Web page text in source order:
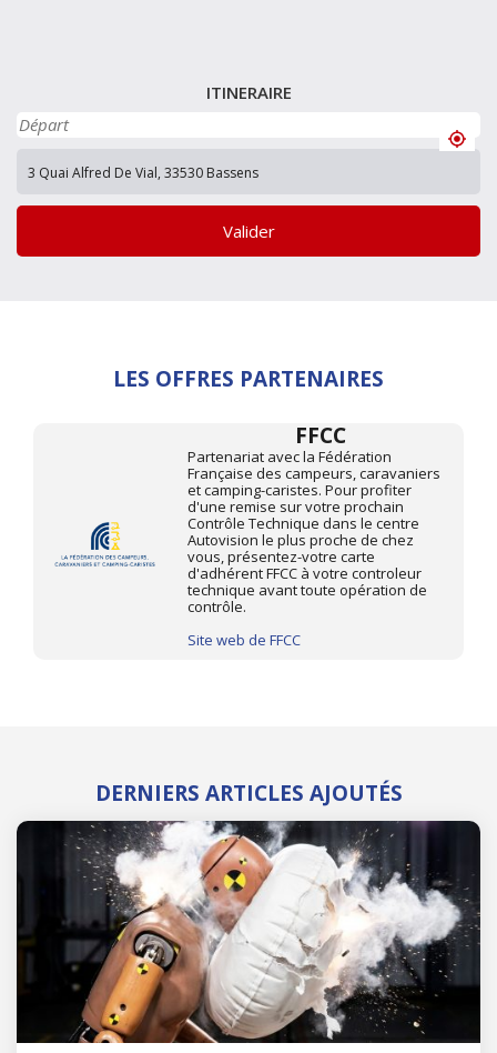
ITINERAIRE
Valider
LES OFFRES PARTENAIRES
FFCC
Partenariat avec la Fédération
Française des campeurs, caravaniers
et camping-caristes. Pour profiter
d'une remise sur votre prochain
Contrôle Technique dans le centre
Autovision le plus proche de chez
vous, présentez-votre carte
d'adhérent FFCC à votre controleur
technique avant toute opération de
contrôle.
Site web de FFCC
DERNIERS ARTICLES AJOUTÉS